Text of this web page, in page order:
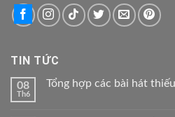
TIN TỨC
08
Th6
Tổng hợp các bài hát